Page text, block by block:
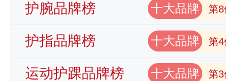
护腕品牌榜 十大品牌 第8
护指品牌榜 十大品牌 第4
运动护踝品牌榜 十大品牌 第3